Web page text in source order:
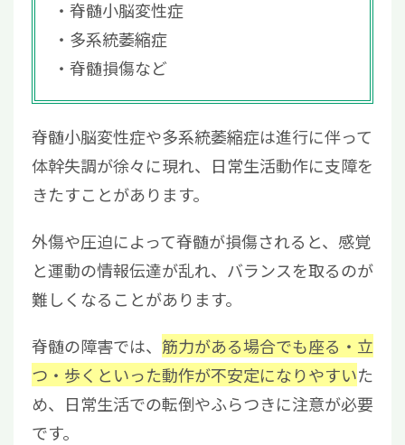
脊髄小脳変性症
多系統萎縮症
脊髄損傷など
脊髄小脳変性症や多系統萎縮症は進行に伴って
体幹失調が徐々に現れ、日常生活動作に支障を
きたすことがあります。
外傷や圧迫によって脊髄が損傷されると、感覚
と運動の情報伝達が乱れ、バランスを取るのが
難しくなることがあります。
脊髄の障害では、 筋力がある場合でも座る・立
つ・歩くといった動作が不安定になりやすいた
め、日常生活での転倒やふらつきに注意が必要
です。